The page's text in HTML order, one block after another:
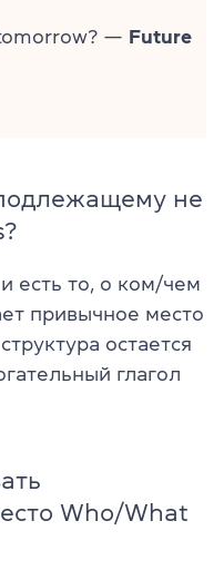
— Future
не
есть то, о ком/чем
привычное место
остается
глагол
Who/What